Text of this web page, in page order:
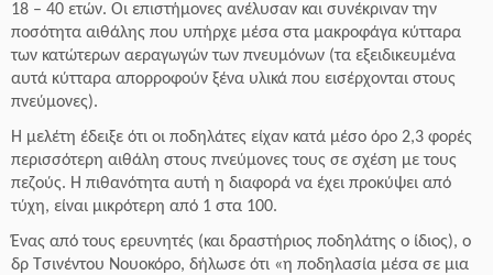
18 – 40 ετών. Οι επιστήμονες ανέλυσαν και συνέκριναν την
ποσότητα αιθάλης που υπήρχε μέσα στα μακροφάγα κύτταρα
των κατώτερων αεραγωγών των πνευμόνων (τα εξειδικευμένα
αυτά κύτταρα απορροφούν ξένα υλικά που εισέρχονται στους
πνεύμονες).
Η μελέτη έδειξε ότι οι ποδηλάτες είχαν κατά μέσο όρο 2,3 φορές
περισσότερη αιθάλη στους πνεύμονες τους σε σχέση με τους
πεζούς. Η πιθανότητα αυτή η διαφορά να έχει προκύψει από
τύχη, είναι μικρότερη από 1 στα 100.
Ένας από τους ερευνητές (και δραστήριος ποδηλάτης ο ίδιος), ο
δρ Τσινέντου Νουοκόρο, δήλωσε ότι «η ποδηλασία μέσα σε μια